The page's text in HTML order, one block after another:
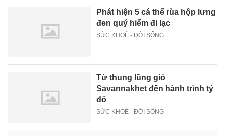
Phát hiện 5 cá thể rùa hộp lưng
đen quý hiếm đi lạc
SỨC KHOẺ - ĐỜI SỐNG
Từ thung lũng gió
Savannakhet đến hành trình tỷ
đô
SỨC KHOẺ - ĐỜI SỐNG